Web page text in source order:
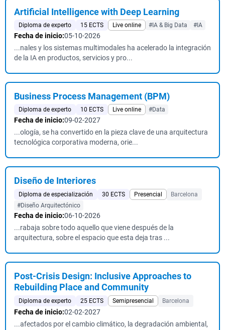
Artificial Intelligence with Deep Learning
Diploma de experto 15 ECTS Live online #IA & Big Data #IA
Fecha de inicio:05-10-2026
...nales y los sistemas multimodales ha acelerado la integración
de la IA en productos, servicios y pro...
Business Process Management (BPM)
Diploma de experto 10 ECTS Live online #Data
Fecha de inicio:09-02-2027
...ología, se ha convertido en la pieza clave de una arquitectura
tecnológica corporativa moderna, orie...
Diseño de Interiores
Diploma de especialización 30 ECTS Presencial
Barcelona
#Diseño Arquitectónico
Fecha de inicio:06-10-2026
...rabaja sobre todo aquello que viene después de la
arquitectura, sobre el espacio que esta deja tras ...
Post-Crisis Design: Inclusive Approaches to
Rebuilding Place and Community
Diploma de experto 25 ECTS Semipresencial Barcelona
Fecha de inicio:02-02-2027
...afectados por el cambio climático, la degradación ambiental,